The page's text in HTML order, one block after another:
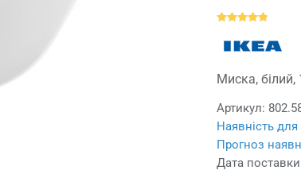
Миска, білий,
Артикул:
Наявність
Прогноз
Дата